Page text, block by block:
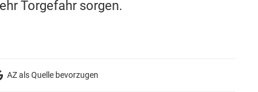
Torgefahr sorgen.
AZ als Quelle bevorzugen